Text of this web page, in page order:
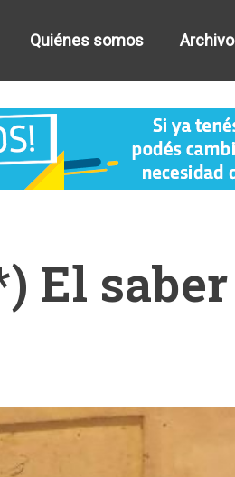
Quiénes somos Archivo
El saber